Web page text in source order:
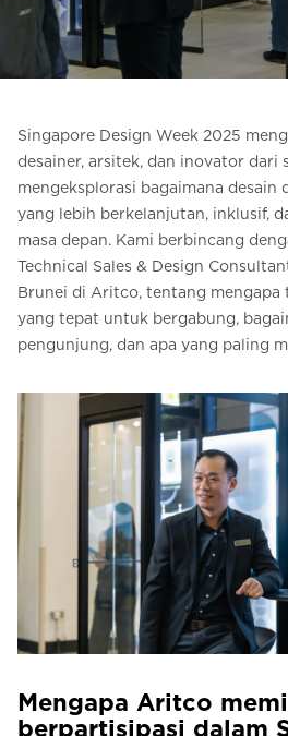
Pesan Digital HomeKit
Minta perkiraan harga
Pendaftaran buletin
Hubungi
Singapore Design Week 2025
desainer, arsitek, dan inovator dari
mengeksplorasi bagaimana desain
yang lebih berkelanjutan, inklusif,
masa depan. Kami berbincang
Technical Sales & Design
Brunei di Aritco, tentang mengapa
yang tepat untuk bergabung,
pengunjung, dan apa yang paling
Mengapa Aritco
berpartisipasi dalam